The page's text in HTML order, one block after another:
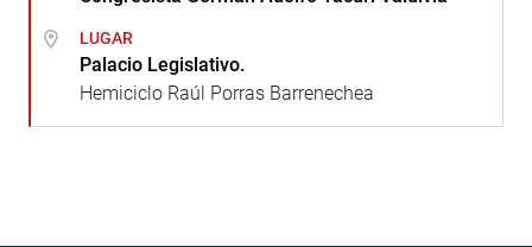
LUGAR
Palacio Legislativo.
Hemiciclo Raúl Porras Barrenechea